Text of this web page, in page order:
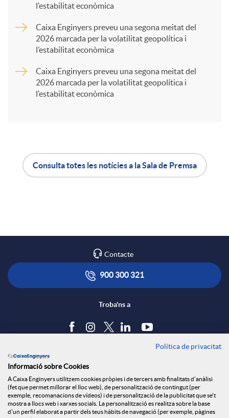
x
S
o
l’estabilitat econòmica
Caixa Enginyers preveu una segona meitat del
2026 marcada per la volatilitat geopolítica i
l’estabilitat econòmica
Caixa Enginyers preveu una segona meitat del
2026 marcada per la volatilitat geopolítica i
l’estabilitat econòmica
i
c
i
ó
a
l
Consulta totes les notícies a la Sala de Premsa
Contacte
900 300 321
Troba'ns a
Política de cookies
Avís legal
Seguretat Online
Política de privacitat
Informació sobre Cookies
A Caixa Enginyers utilitzem cookies pròpies i de tercers amb finalitats d'anàlisi
(fet que permet millorar el lloc web), de personalització de contingut (per
exemple, recomanacions de vídeos) i de personalització de la publicitat que se't
mostra a llocs web i xarxes socials. La personalització es realitza sobre la base
d'un perfil elaborat a partir dels teus hàbits de navegació (per exemple, pàgines